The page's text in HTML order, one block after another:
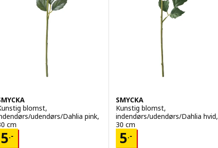
blomst,
udendørs/Dahlia pink,
cm
5.- 5.-
SMYCKA
Kunstig blomst,
indendørs/udendørs/Dahlia hvid,
30 cm
5.-
Pris 5.-